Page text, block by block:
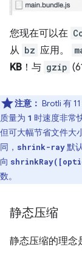
您现在可以在
从 bz 应用。
KB ！与 gzip
注意： Brotli 有
质量为 1 时速度非常
但可大幅节省文件大
同， shrink-ray默
向
数。
静态压缩
静态压缩的理念